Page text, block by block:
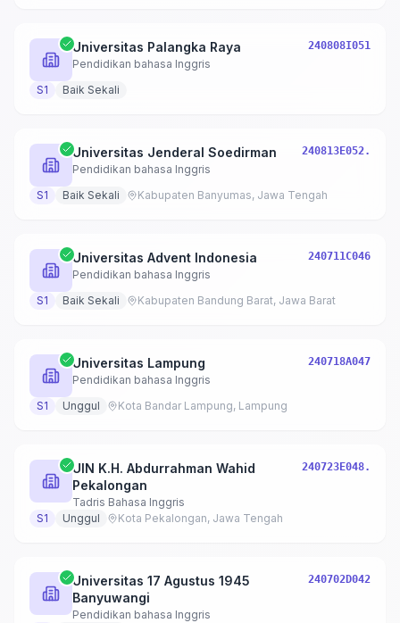
Universitas Palangka Raya
Pendidikan bahasa Inggris
240808I051
S1 Baik Sekali
Universitas Jenderal Soedirman
Pendidikan bahasa Inggris
240813E052.
S1 Baik Sekali Kabupaten Banyumas, Jawa Tengah
Universitas Advent Indonesia
Pendidikan bahasa Inggris
240711C046
S1 Baik Sekali Kabupaten Bandung Barat, Jawa Barat
Universitas Lampung
Pendidikan bahasa Inggris
240718A047
S1 Unggul Kota Bandar Lampung, Lampung
UIN K.H. Abdurrahman Wahid
Pekalongan
Tadris Bahasa Inggris
240723E048.
S1 Unggul Kota Pekalongan, Jawa Tengah
Universitas 17 Agustus 1945
Banyuwangi
Pendidikan bahasa Inggris
240702D042